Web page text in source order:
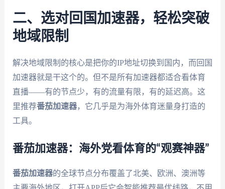
二、选对回国加速器，轻松突破
地域限制
解决地域限制的核心是把你的IP地址切换到国内，而回国
加速器就是干这个的。但不是所有加速器都适合看体育
直播——有的节点少，有的流量有限，有的延迟高。这
里推荐番茄加速器，它几乎是为海外体育迷量身打造的
工具。
番茄加速器：海外党看体育的“观赛神器”
番茄加速器的全球节点分布覆盖了北美、欧洲、澳洲等